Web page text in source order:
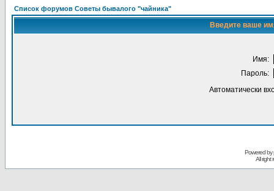
Список форумов Советы бывалого "чайника"
Введите ваше
Имя:
Пароль:
Автоматически
Powered
All right